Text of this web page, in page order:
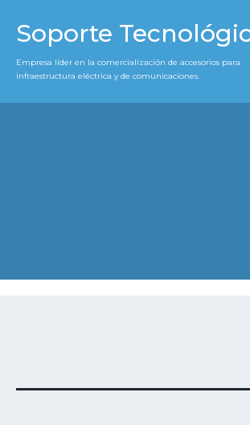
Soporte
Empresa líder en la comercialización de accesorios para
infraestructura eléctrica y de comunicaciones.